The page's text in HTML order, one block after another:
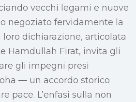
vecchi legami e nuove
negoziato fervidamente la
loro dichiarazione, articolata
Hamdullah Firat, invita gli
gli impegni presi
— un accordo storico
pace. L’enfasi sulla non